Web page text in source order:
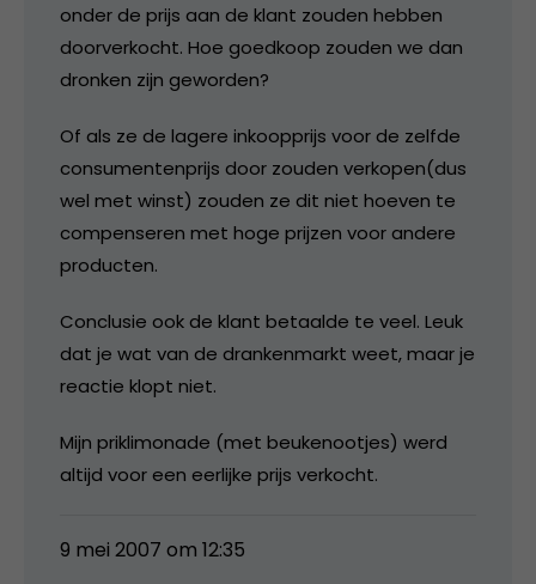
onder de prijs aan de klant zouden hebben
doorverkocht. Hoe goedkoop zouden we dan
dronken zijn geworden?
Of als ze de lagere inkoopprijs voor de zelfde
consumentenprijs door zouden verkopen(dus
wel met winst) zouden ze dit niet hoeven te
compenseren met hoge prijzen voor andere
producten.
Conclusie ook de klant betaalde te veel. Leuk
dat je wat van de drankenmarkt weet, maar je
reactie klopt niet.
Mijn priklimonade (met beukenootjes) werd
altijd voor een eerlijke prijs verkocht.
9 mei 2007 om 12:35